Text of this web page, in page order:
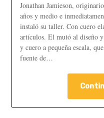
Jonathan Jamieson,
años y medio e
instaló su taller. Con cuero
artículos. El mutó al diseño
y cuero a pequeña escala,
fuente de…